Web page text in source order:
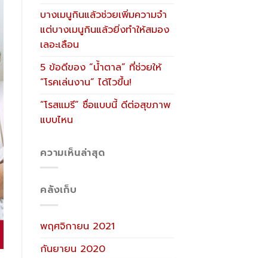
บางเมนูกินแล้วช่วยเพิ่มความจำ
แต่บางเมนูกินแล้วยิ่งทำให้สมอง
เลอะเลือน
5 ข้อดีของ “น้ำตาล” ที่ช่วยให้
“โรคเล่นงาน” ได้ไวขึ้น!
“โรสแมรี” ชื่อแบบนี้ ดีต่อสุขภาพ
แบบไหน
ความเห็นล่าสุด
คลังเก็บ
พฤศจิกายน 2021
กันยายน 2020